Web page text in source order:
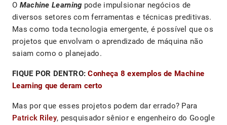
O Machine Learning pode impulsionar negócios de
diversos setores com ferramentas e técnicas preditivas.
Mas como toda tecnologia emergente, é possível que os
projetos que envolvam o aprendizado de máquina não
saiam como o planejado.
FIQUE POR DENTRO:Conheça 8 exemplos de Machine
Learning que deram certo
Mas por que esses projetos podem dar errado? Para
Patrick Riley, pesquisador sênior e engenheiro do Google